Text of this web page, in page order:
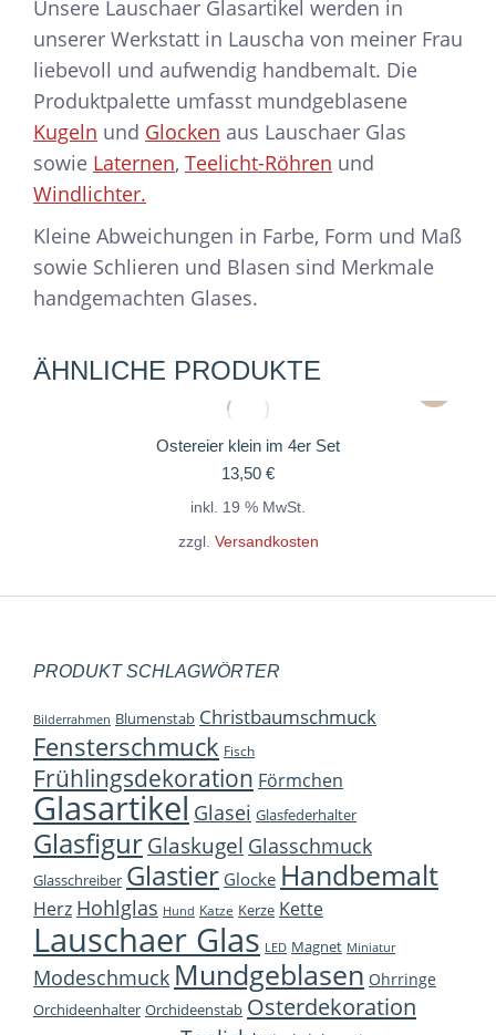
Unsere Lauschaer Glasartikel werden in
unserer Werkstatt in Lauscha von meiner Frau
liebevoll und aufwendig handbemalt. Die
Produktpalette umfasst mundgeblasene
Kugeln und Glocken aus Lauschaer Glas
sowie Laternen, Teelicht-Röhren und
Windlichter.
Kleine Abweichungen in Farbe, Form und Maß
sowie Schlieren und Blasen sind Merkmale
handgemachten Glases.
ÄHNLICHE PRODUKTE
Ostereier klein im 4er Set
13,50 €
inkl. 19 % MwSt.
zzgl. Versandkosten
PRODUKT SCHLAGWÖRTER
Bilderrahmen Blumenstab Christbaumschmuck
Fensterschmuck Fisch
Frühlingsdekoration Förmchen
Glasartikel Glasei Glasfederhalter
Glasfigur Glaskugel Glasschmuck
Glasschreiber Glastier Glocke Handbemalt
Herz Hohlglas Hund Katze Kerze Kette
Lauschaer Glas LED Magnet Miniatur
Modeschmuck Mundgeblasen Ohrringe
Orchideenhalter Orchideenstab Osterdekoration